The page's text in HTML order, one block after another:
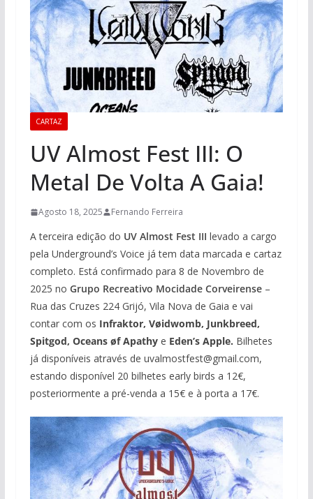
CARTAZ
UV Almost Fest III: O
Metal De Volta A Gaia!
Agosto 18, 2025 Fernando Ferreira
A terceira edição do UV Almost Fest III levado a cargo
pela Underground’s Voice já tem data marcada e cartaz
completo. Está confirmado para 8 de Novembro de
2025 no Grupo Recreativo Mocidade Corveirense–
Rua das Cruzes 224 Grijó, Vila Nova de Gaia e vai
contar com os Infraktor, Vøidwomb, Junkbreed,
Spitgod, Oceans øf Apathy e Eden’s Apple. Bilhetes
já disponíveis através de uvalmostfest@gmail.com,
estando disponível 20 bilhetes early birds a 12€,
posteriormente a pré-venda a 15€ e à porta a 17€.